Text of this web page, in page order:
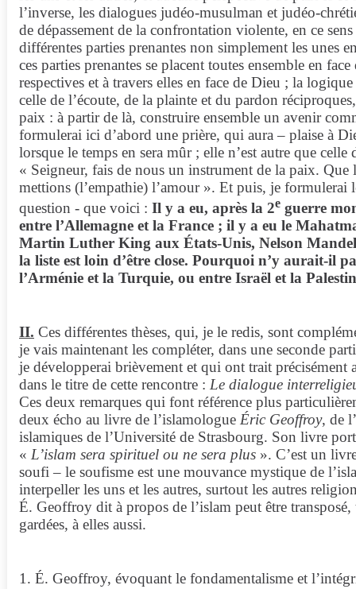
l’inverse, les dialogues judéo-musulman et judéo-
de dépassement de la confrontation violente, en ce
différentes parties prenantes non simplement les unes
ces parties prenantes se placent toutes ensemble en
respectives et à travers elles en face de Dieu ; la
celle de l’écoute, de la plainte et du pardon
paix : à partir de là, construire ensemble un avenir
formulerai ici d’abord une prière, qui aura – plaise à
lorsque le temps en sera mûr ; elle n’est autre que celle
« Seigneur, fais de nous un instrument de la paix.
mettions (l’empathie) l’amour ». Et puis, je formulerai
question - que voici : Il y a eu, après la 2e guerre
entre l’Allemagne et la France ; il y a eu le
Martin Luther King aux États-Unis, Nelson
la liste est loin d’être close. Pourquoi n’y aurait-il
l’Arménie et la Turquie, ou entre Israël et la
II. Ces différentes thèses, qui, je le redis, sont
je vais maintenant les compléter, dans une seconde
je développerai brièvement et qui ont trait précisément
dans le titre de cette rencontre : Le dialogue
Ces deux remarques qui font référence plus
deux écho au livre de l’islamologue Éric Geoffroy, de
islamiques de l’Université de Strasbourg. Son livre
« L’islam sera spirituel ou ne sera plus ». C’est un
soufi – le soufisme est une mouvance mystique de
interpeller les uns et les autres, surtout les autres
É. Geoffroy dit à propos de l’islam peut être
gardées, à elles aussi.
1. É. Geoffroy, évoquant le fondamentalisme et